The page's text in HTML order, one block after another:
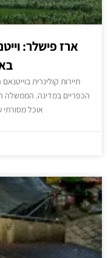
ארז פישלר:
תיירות קולינרית
הכפריים במדינה. הממשלה
אוכל מסורתי